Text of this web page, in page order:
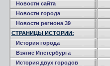
Новости сайта
Новости города
Новости региона 39
СТРАНИЦЫ ИСТОРИИ:
История города
Взятие Инстербурга
История двух городов